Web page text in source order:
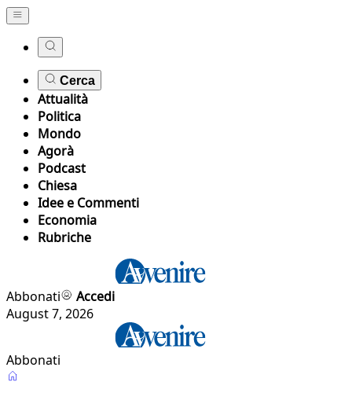
Cerca
Attualità
Politica
Mondo
Agorà
Podcast
Chiesa
Idee e Commenti
Economia
Rubriche
Abbonati
Accedi
August 7, 2026
Abbonati